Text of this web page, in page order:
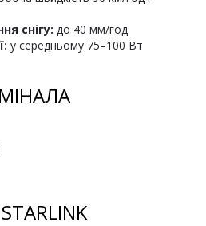
снігу: до 40 мм/год
у середньому 75–100 Вт